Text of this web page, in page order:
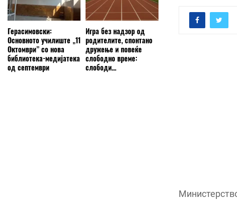
Герасимовски:
Основното училиште „11
Октомври” со нова
библиотека-медијатека
од септември
Игра без надзор од
родителите, спонтано
дружење и повеќе
слободно време:
слободи...